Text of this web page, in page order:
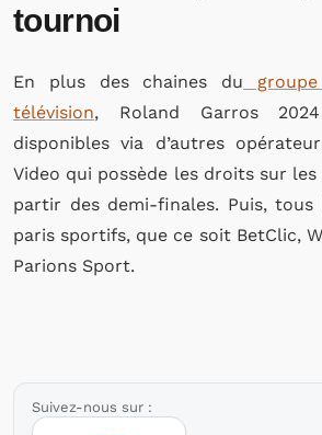
tournoi
En plus des chaines du
télévision, Roland Garros
disponibles via d’autres
Video qui possède les droits sur
partir des demi-finales. Puis, tous
paris sportifs, que ce soit BetClic,
Parions Sport.
Suivez-nous sur :